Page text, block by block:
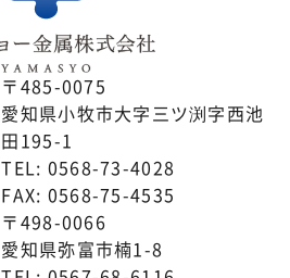
〒485-0075
愛知県小牧市大字三ツ渕字西池
田195-1
TEL: 0568-73-4028
FAX: 0568-75-4535
〒498-0066
愛知県弥富市楠1-8